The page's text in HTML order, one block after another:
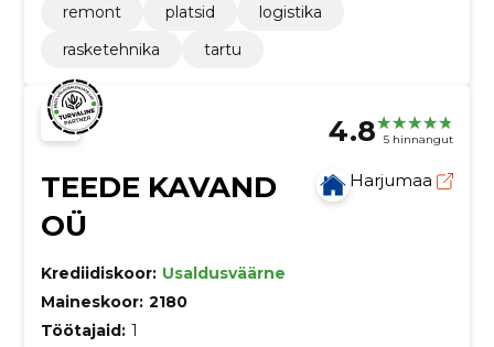
remont
platsid
logistika
rasketehnika
tartu
4.8 5 hinnangut
TEEDE KAVAND
OÜ
Harjumaa
Krediidiskoor: Usaldusväärne
Maineskoor: 2180
Töötajaid: 1